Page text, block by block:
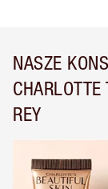
NASZE
REY